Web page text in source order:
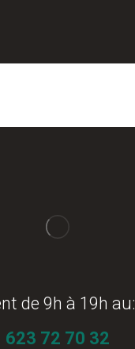
de 9h à 19h au:
623 72 70 32